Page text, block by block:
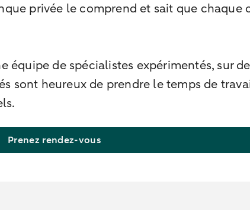
privée le comprend et sait que chaque
équipe de spécialistes expérimentés, sur
sont heureux de prendre le temps de
Prenez rendez-vous